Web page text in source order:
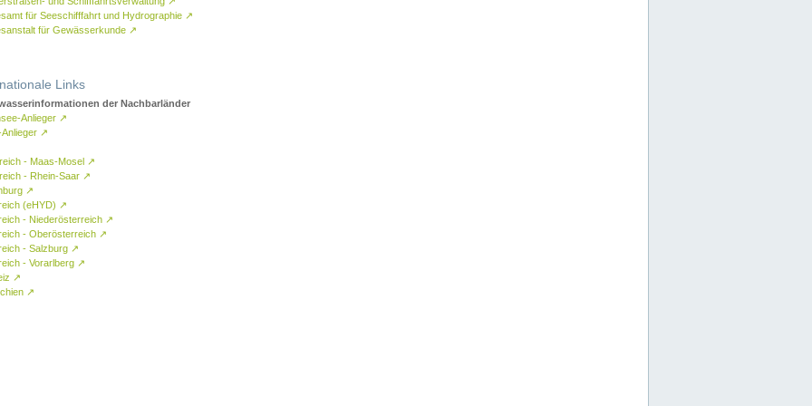
für Seeschifffahrt und Hydrographie ↗
für Gewässerkunde ↗
Links
der Nachbarländer
Anlieger ↗
↗
- Maas-Mosel ↗
- Rhein-Saar ↗
↗
(eHYD) ↗
- Niederösterreich ↗
- Oberösterreich ↗
- Salzburg ↗
- Vorarlberg ↗
↗
↗